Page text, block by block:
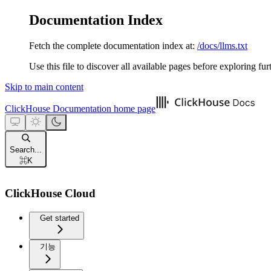
Documentation Index
Fetch the complete documentation index at: /docs/llms.txt
Use this file to discover all available pages before exploring
Skip to main content
ClickHouse Documentation home page
Search...
⌘K
ClickHouse Cloud
Get started
기능